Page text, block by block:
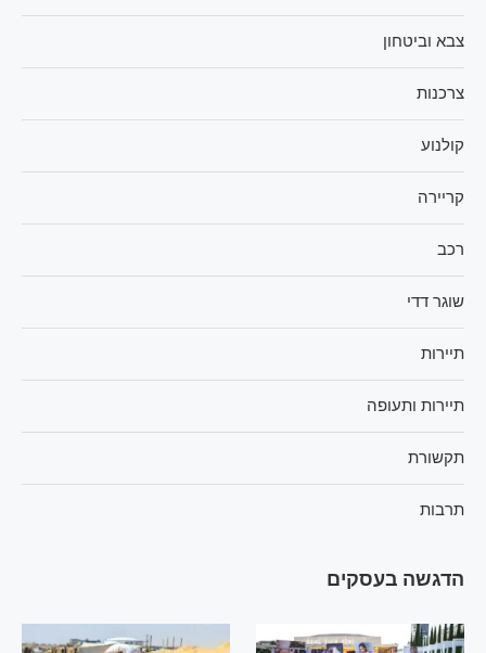
צבא וביטחון
צרכנות
קולנוע
קריירה
רכב
שוגר דדי
תיירות
תיירות ותעופה
תקשורת
תרבות
הדגשה בעסקים